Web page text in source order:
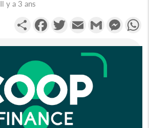
Il y a 3 ans
PartagerFacebookTwitterEmail Gmail